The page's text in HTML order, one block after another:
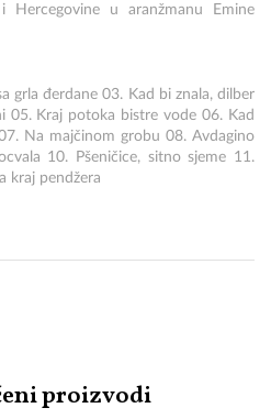
i Hercegovine u aranžmanu Emine
grla đerdane 03. Kad bi znala, dilber
05. Kraj potoka bistre vode 06. Kad
Na majčinom grobu 08. Avdagino
10. Pšeničice, sitno sjeme 11.
kraj pendžera
proizvodi